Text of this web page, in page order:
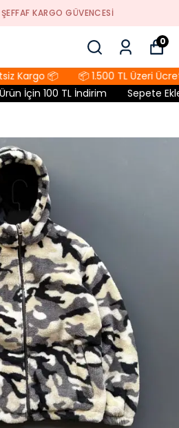
KARGO GÜVENCESI
0
Kargo 📦
📦 1.500 TL Üzeri
İçin 100 TL İndirim Sepete